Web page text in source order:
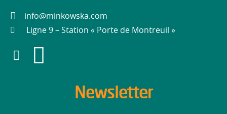
info@minkowska.com
Ligne 9 – Station « Porte de Montreuil »
Newsletter